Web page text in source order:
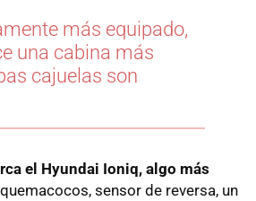
más equipado,
una cabina más
cajuelas son
el Hyundai Ioniq, algo más
sensor de reversa, un